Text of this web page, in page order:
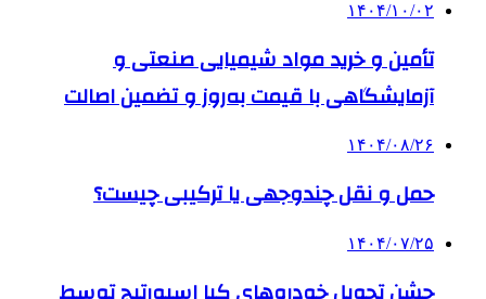
۱۴۰۴/۱۰/۰۲
تأمین و خرید مواد شیمیایی صنعتی و
آزمایشگاهی با قیمت به‌روز و تضمین اصالت
۱۴۰۴/۰۸/۲۶
حمل و نقل چندوجهی یا ترکیبی چیست؟
۱۴۰۴/۰۷/۲۵